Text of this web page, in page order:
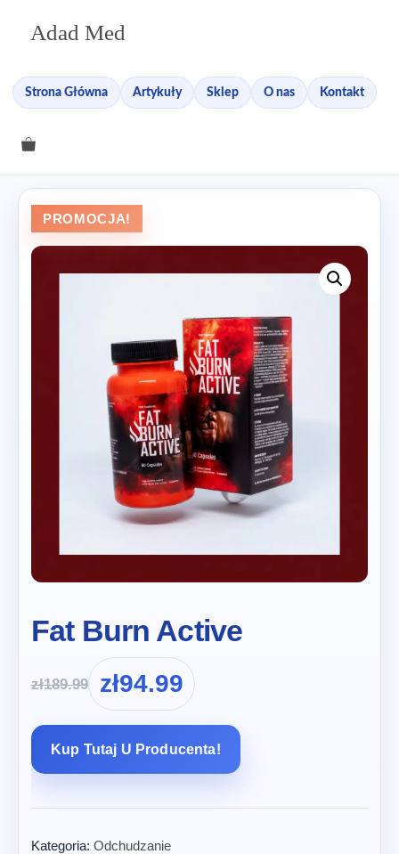
Adad Med
Strona Główna Artykuły Sklep O nas Kontakt
PROMOCJA!
Fat Burn Active
zł189.99 zł94.99
Kup Tutaj U Producenta!
Kategoria: Odchudzanie